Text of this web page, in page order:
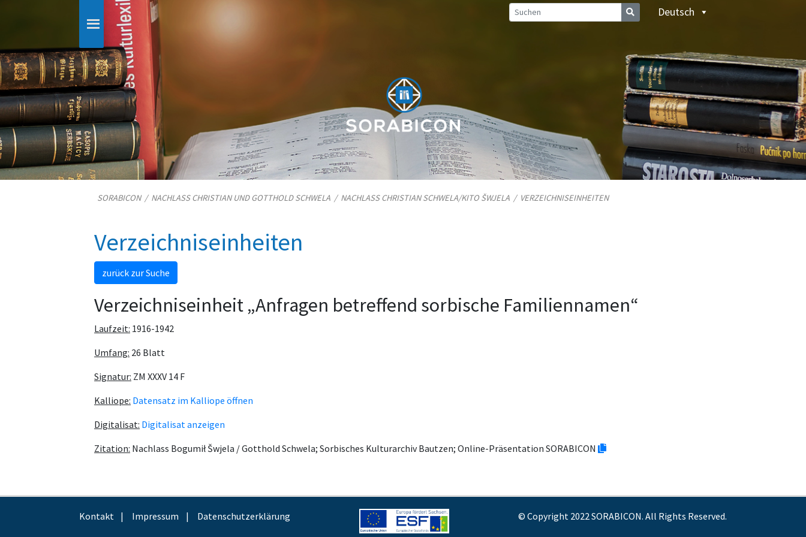
Deutsch
SORABICON/ NACHLASS CHRISTIAN UND GOTTHOLD SCHWELA / NACHLASS CHRISTIAN SCHWELA/​KITO ŠWJELA / VERZEICHNISEINHEITEN
Verzeichniseinheiten
zurück zur Suche
Verzeichniseinheit „Anfragen betreffend sorbische Familiennamen“
Laufzeit: 1916-1942
Umfang: 26 Blatt
Signatur: ZM XXXV 14 F
Kalliope: Datensatz im Kalliope öffnen
Digitalisat: Digitalisat anzeigen
Zitation: Nachlass Bogumił Šwjela / Gotthold Schwela; Sorbisches Kulturarchiv Bautzen; Online-Präsentation SORABICON
Kontakt Impressum Datenschutzerklärung © Copyright 2022 SORABICON. All Rights Reserved.